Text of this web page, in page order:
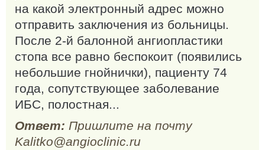
на какой электронный адрес можно
отправить заключения из больницы.
После 2-й балонной ангиопластики
стопа все равно беспокоит (появились
небольшие гнойнички), пациенту 74
года, сопутствующее заболевание
ИБС, полостная...
Ответ: Пришлите на почту
Kalitko@angioclinic.ru